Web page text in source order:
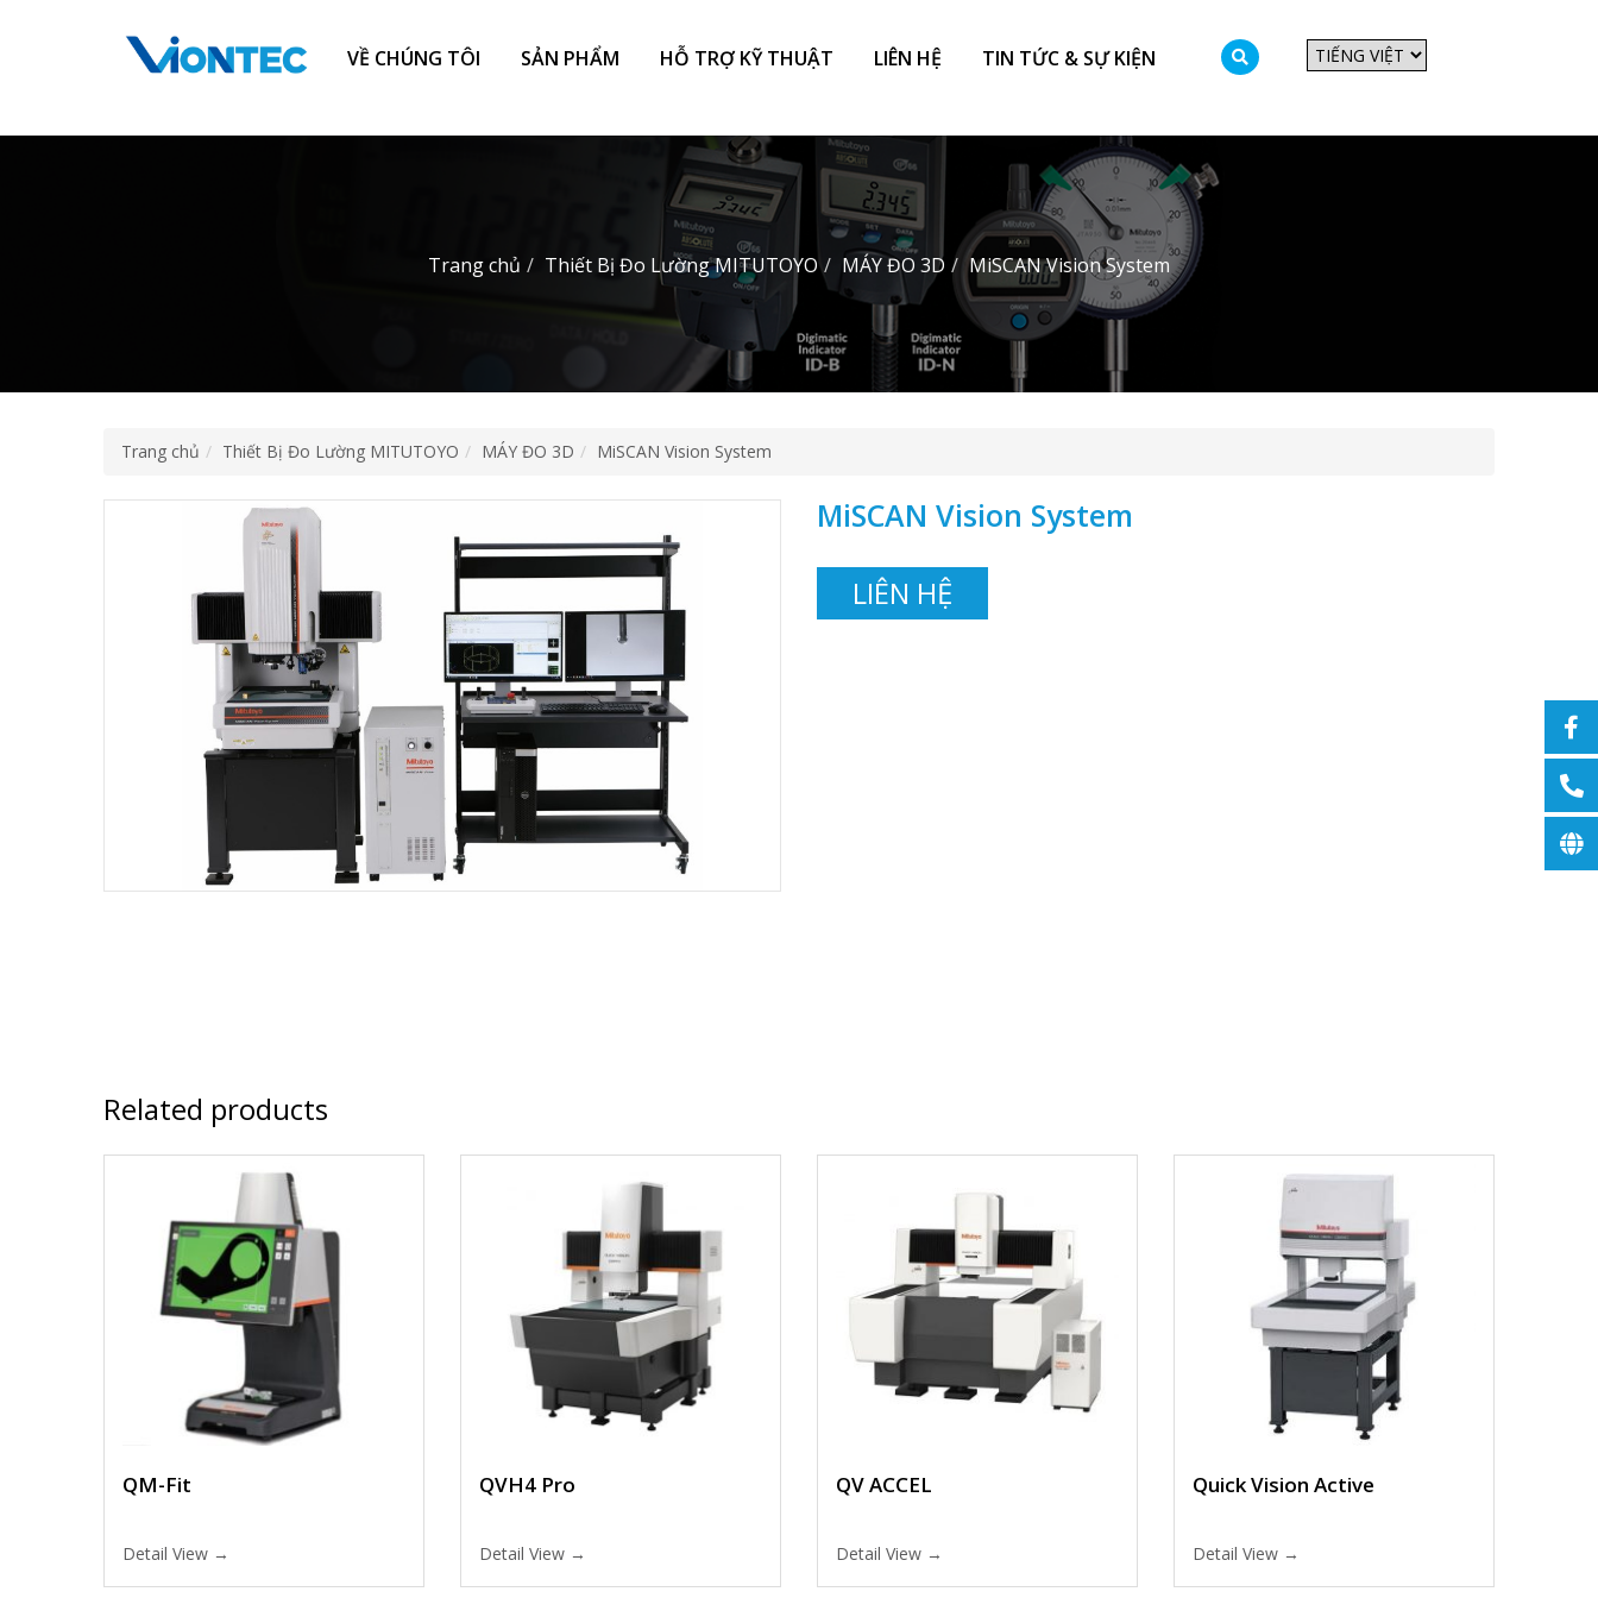
VỀ CHÚNG TÔI SẢN PHẨM HỖ TRỢ KỸ THUẬT LIÊN HỆ TIN TỨC & SỰ KIỆN
Trang chủ Thiết Bị Đo Lường MITUTOYO MÁY ĐO 3D MiSCAN Vision System
Trang chủ Thiết Bị Đo Lường MITUTOYO MÁY ĐO 3D MiSCAN Vision System
MiSCAN Vision System
LIÊN HỆ
Related products
QM-Fit
Detail View →
QVH4 Pro
Detail View →
QV ACCEL
Detail View →
Quick Vision Active
Detail View →